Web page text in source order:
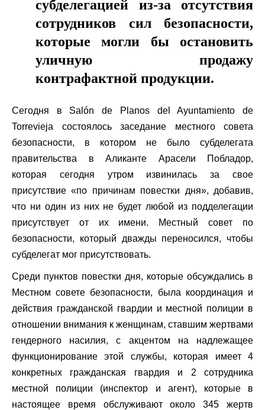
субделегацией из-за отсутствия
сотрудников сил безопасности,
которые могли бы остановить
уличную продажу
контрафактной продукции.
Сегодня в Salón de Planos del Ayuntamiento de
Torrevieja состоялось заседание местного совета
безопасности, в котором не было субделегата
правительства в Аликанте Арасели Побладор,
которая сегодня утром извинилась за свое
присутствие «по причинам повестки дня», добавив,
что ни один из них не будет любой из подделегации
присутствует от их имени. Местный совет по
безопасности, который дважды переносился, чтобы
субделегат мог присутствовать.
Среди пунктов повестки дня, которые обсуждались в
Местном совете безопасности, была координация и
действия гражданской гвардии и местной полиции в
отношении внимания к женщинам, ставшим жертвами
гендерного насилия, с акцентом на надлежащее
функционирование этой службы, которая имеет 4
конкретных гражданская гвардия и 2 сотрудника
местной полиции (инспектор и агент), которые в
настоящее время обслуживают около 345 жертв